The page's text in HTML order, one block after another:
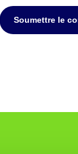
Soumettre le